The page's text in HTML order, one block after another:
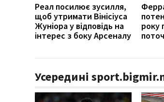
Реал посилює зусилля,
щоб утримати Вінісіуса
Жуніора у відповідь на
інтерес з боку Арсеналу
року
Усередині